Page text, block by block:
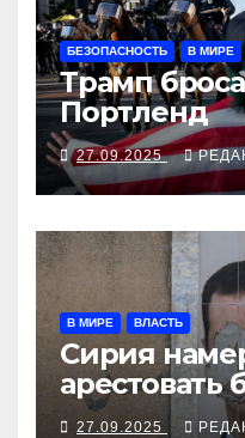
БЕЗОПАСНОСТЬ В МИРЕ
Трамп
Портленд
27.09.2025
В МИРЕ ВЛАСТЬ
Сирия
арестовать
Москву экс-
27.09.2025